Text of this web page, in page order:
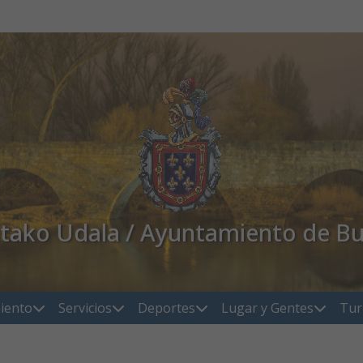
Udala / Ayuntamiento de
Servicios Deportes Lugar y Gentes